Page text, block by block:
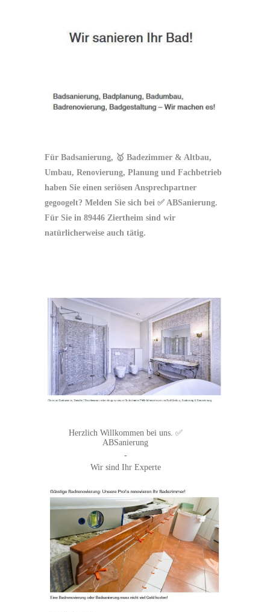
Für Badsanierung, 🥇 Badezimmer & Altbau,
Umbau, Renovierung, Planung und Fachbetrieb
haben Sie einen seriösen Ansprechpartner
gegoogelt? Melden Sie sich bei ✅ ABSanierung.
Für Sie in 89446 Ziertheim sind wir
natürlicherweise auch tätig.
Herzlich Willkommen bei uns. ✅
ABSanierung
-
Wir sind Ihr Experte